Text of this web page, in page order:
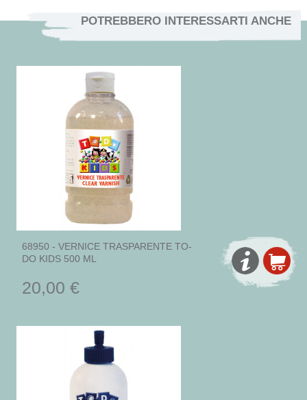
POTREBBERO INTERESSARTI ANCHE
68950 - VERNICE TRASPARENTE TO-
DO KIDS 500 ML
20,00 €